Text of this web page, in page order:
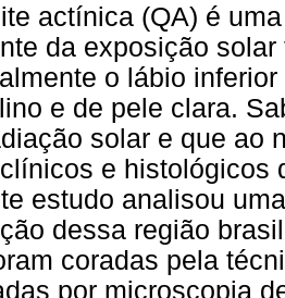
actínica (QA) é
da exposição
o lábio
e de pele clara.
solar e que ao
e histológicos
estudo analisou
dessa região
coradas pela
por microscopia